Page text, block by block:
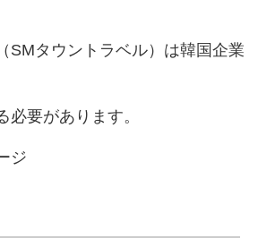
SMタウントラベル）は韓国企業
必要があります。
ジ